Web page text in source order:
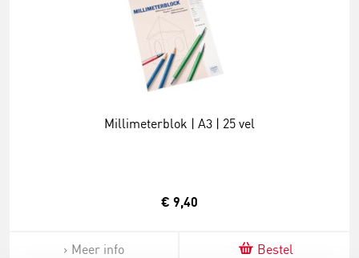
Millimeterblok | A3 | 25 vel
€ 9,40
Meer info Bestel